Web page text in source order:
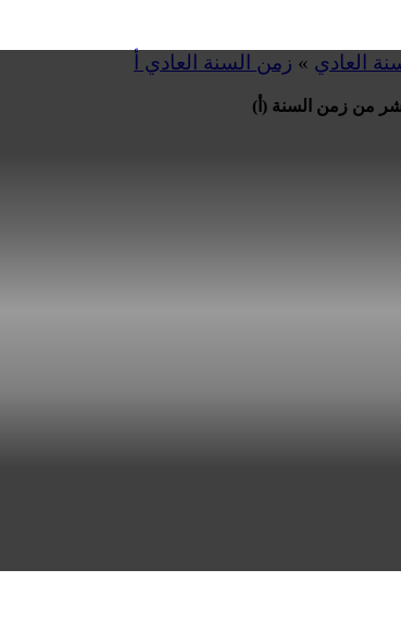
العادي » زمن السنة العادي أ
من زمن السنة (أ)